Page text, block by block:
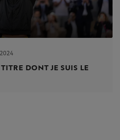
titre dont je suis le